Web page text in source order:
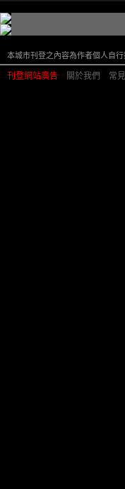
本城市刊登之內容為作者個人自
刊登網站廣告 關於我們 常